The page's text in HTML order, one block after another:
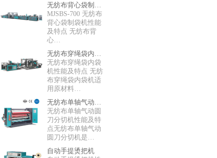
无纺布背心袋制袋机
MJSBS-700 无纺布
背心袋制袋机性能
及特点 无纺布背
心…
无纺布穿绳袋内袋机
无纺布穿绳袋内袋
机性能及特点 无纺
布穿绳袋内袋机适
用原材料…
无纺布单轴气动圆刀分切机
无纺布单轴气动圆
刀分切机性能及特
点无纺布单轴气动
圆刀分切机是…
自动手提烫把机